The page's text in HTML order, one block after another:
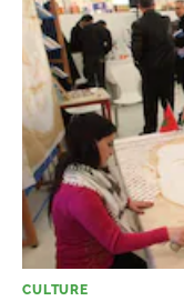
CULTURE